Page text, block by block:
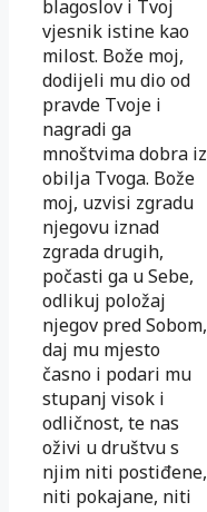
blagoslov i Tvoj
vjesnik istine kao
milost. Bože moj,
dodijeli mu dio od
pravde Tvoje i
nagradi ga
mnoštvima dobra iz
obilja Tvoga. Bože
moj, uzvisi zgradu
njegovu iznad
zgrada drugih,
počasti ga u Sebe,
odlikuj položaj
njegov pred Sobom,
daj mu mjesto
časno i podari mu
stupanj visok i
odličnost, te nas
oživi u društvu s
njim niti postiđene,
niti pokajane, niti